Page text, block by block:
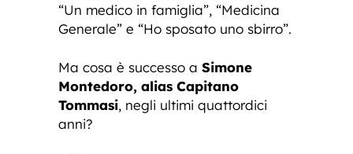
“Un medico in famiglia”, “Medicina
Generale” e “Ho sposato uno sbirro”.
Ma cosa è successo a Simone
Montedoro, alias Capitano
Tommasi, negli ultimi quattordici
anni?